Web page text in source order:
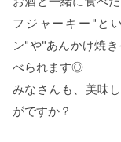
フジャーキー"と
ン"や"あんかけ焼
べられます◎
みなさんも、美味
がですか？